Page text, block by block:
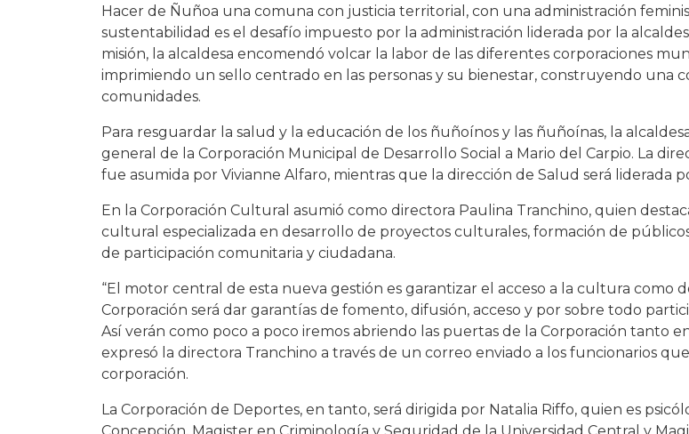
Hacer de Ñuñoa una comuna con justicia territorial, con una administración
sustentabilidad es el desafío impuesto por la administración liderada por la
misión, la alcaldesa encomendó volcar la labor de las diferentes corporaciones
imprimiendo un sello centrado en las personas y su bienestar, construyendo una
comunidades.
Para resguardar la salud y la educación de los ñuñoínos y las ñuñoínas, la
general de la Corporación Municipal de Desarrollo Social a Mario del Carpio. La
fue asumida por Vivianne Alfaro, mientras que la dirección de Salud será liderada
En la Corporación Cultural asumió como directora Paulina Tranchino, quien
cultural especializada en desarrollo de proyectos culturales, formación de
de participación comunitaria y ciudadana.
“El motor central de esta nueva gestión es garantizar el acceso a la cultura como
Corporación será dar garantías de fomento, difusión, acceso y por sobre todo
Así verán como poco a poco iremos abriendo las puertas de la Corporación tanto
expresó la directora Tranchino a través de un correo enviado a los funcionarios
corporación.
La Corporación de Deportes, en tanto, será dirigida por Natalia Riffo, quien es